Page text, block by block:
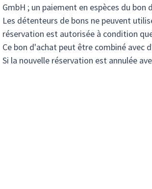
GmbH ; un paiement en espèces du bon
Les détenteurs de bons ne peuvent
réservation est autorisée à condition
Ce bon d'achat peut être combiné avec
Si la nouvelle réservation est annulée